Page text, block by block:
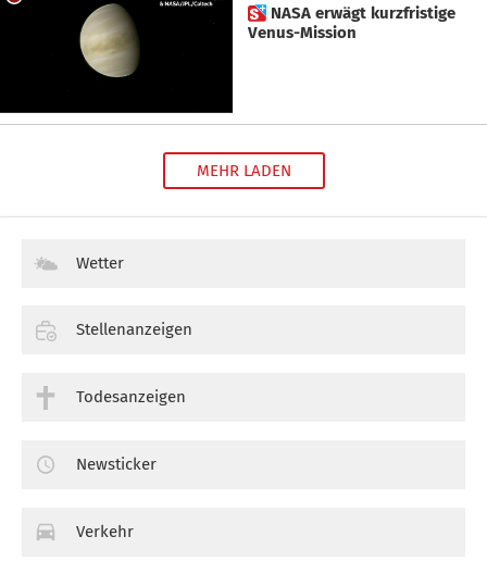
 NASA erwägt kurzfristige
Venus-Mission
MEHR LADEN
Wetter
Stellenanzeigen
Todesanzeigen
Newsticker
Verkehr